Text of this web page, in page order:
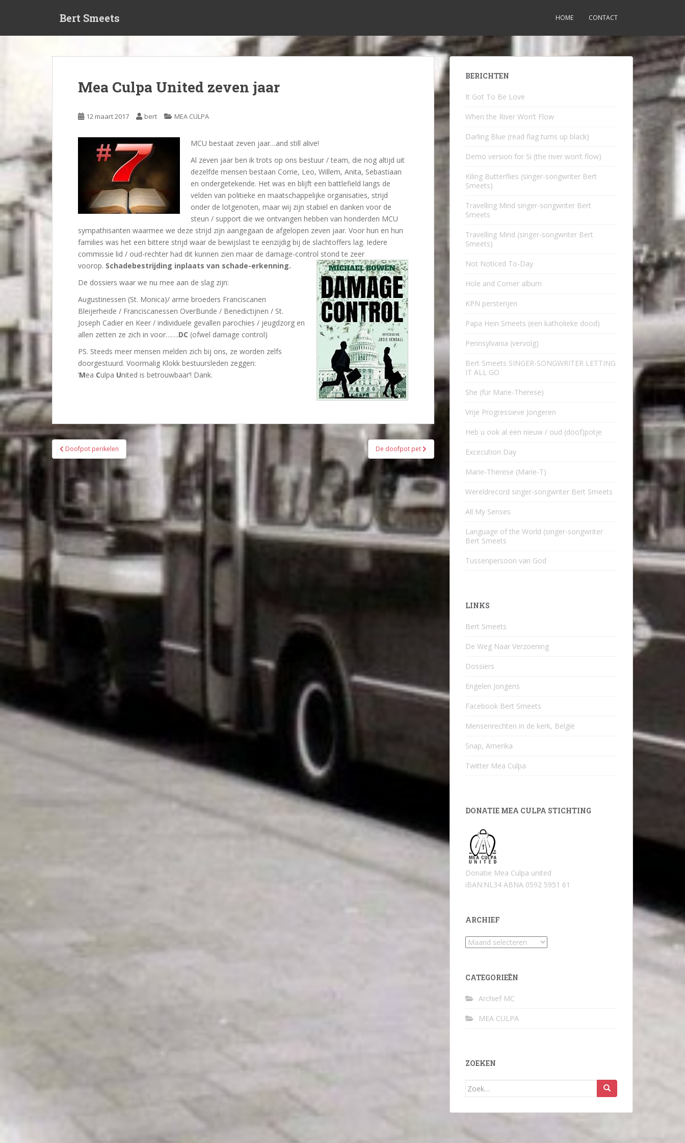
t
e
Bert Smeets HOME CONTACT
Mea Culpa United zeven jaar
12 maart 2017 bert MEA CULPA
MCU bestaat zeven jaar…and still alive!
Al zeven jaar ben ik trots op ons bestuur / team, die nog altijd uit
dezelfde mensen bestaan Corrie, Leo, Willem, Anita, Sebastiaan
en ondergetekende. Het was en blijft een battlefield langs de
velden van politieke en maatschappelijke organisaties, strijd
onder de lotgenoten, maar wij zijn stabiel en danken voor de
steun / support die we ontvangen hebben van honderden MCU
sympathisanten waarmee we deze strijd zijn aangegaan de afgelopen zeven jaar. Voor hun en hun
families was het een bittere strijd waar de bewijslast te eenzijdig bij de slachtoffers lag. Iedere
commissie lid / oud-rechter had dit kunnen zien maar de damage-control stond te zeer
voorop. Schadebestrijding inplaats van schade-erkenning.
De dossiers waar we nu mee aan de slag zijn:
Augustinessen (St. Monica)/ arme broeders Franciscanen
Bleijerheide / Franciscanessen OverBunde / Benedictijnen / St.
Joseph Cadier en Keer / individuele gevallen parochies / jeugdzorg en
allen zetten ze zich in voor…….DC (ofwel damage control)
PS. Steeds meer mensen melden zich bij ons, ze worden zelfs
doorgestuurd. Voormalig Klokk bestuursleden zeggen:
‘Mea Culpa United is betrouwbaar’! Dank.
Bericht
navigatie
Doofpot perikelen De doofpot pet
BERICHTEN
It Got To Be Love
When the River Won’t Flow
Darling Blue (read flag turns up black)
Demo version for Si (the river won’t flow)
Kiling Butterflies (singer-songwriter Bert
Smeets)
Travelling Mind singer-songwriter Bert
Smeets
Travelling Mind (singer-songwriter Bert
Smeets)
Not Noticed To-Day
Hole and Corner album
KPN persterijen
Papa Hein Smeets (een katholieke dood)
Pennsylvania (vervolg)
Bert Smeets SINGER-SONGWRITER LETTING
IT ALL GO
She (für Marie-Therese)
Vrije Progressieve Jongeren
Heb u ook al een nieuw / oud (doof)potje
Excecution Day
Marie-Therese (Marie-T)
Wereldrecord singer-songwriter Bert Smeets
All My Senses
Language of the World (singer-songwriter
Bert Smeets
Tussenpersoon van God
LINKS
Bert Smeets
De Weg Naar Verzoening
Dossiers
Engelen Jongens
Facebook Bert Smeets
Mensenrechten in de kerk, België
Snap, Amerika
Twitter Mea Culpa
DONATIE MEA CULPA STICHTING
Donatie Mea Culpa united
iBAN:NL34 ABNA 0592 5951 61
ARCHIEF
Archief
CATEGORIEËN
Archief MC
MEA CULPA
ZOEKEN
Zoek